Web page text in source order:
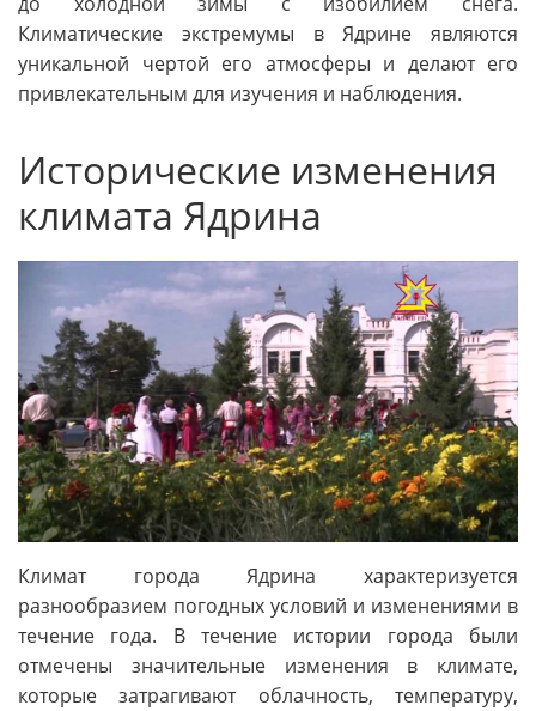
Климатические экстремумы в Ядрине являются
уникальной чертой его атмосферы и делают его
привлекательным для изучения и наблюдения.
Исторические изменения
климата Ядрина
Климат города Ядрина характеризуется
разнообразием погодных условий и изменениями в
течение года. В течение истории города были
отмечены значительные изменения в климате,
которые затрагивают облачность, температуру,